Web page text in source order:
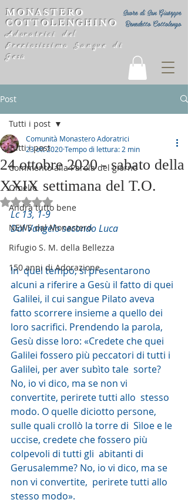
Suore di San Giuseppe
Benedetto Cottolengo
MONASTERO
COTTOLENGHINO
Adoratrici del
Preziosissimo Sangue di
Gesù
Post
Tutti i post
Commento alla Parola del giorno
Omelie
Andrà tutto bene
NEWS dal Monastero
Rifugio S. M. della Bellezza
150 anni di Adorazione
Tutti i post
24 ottobre 2020 - sabato della
XXIX settimana del T.O.
Comunità Monastero Adoratrici
23 ott 2020Tempo di lettura: 2 min
Valutazione NaN stelle su 5.
Lc 13, 1-9
Dal Vangelo secondo Luca
In  quel tempo, si presentarono
alcuni a riferire a Gesù il fatto di quei
Galilei, il cui sangue Pilato aveva
fatto scorrere insieme a quello dei
loro sacrifici. Prendendo la parola,
Gesù disse loro: «Credete che quei
Galilei fossero più peccatori di tutti i
Galilei, per aver subìto tale  sorte?
No, io vi dico, ma se non vi
convertite, perirete tutti allo  stesso
modo. O quelle diciotto persone,
sulle quali crollò la torre di  Sìloe e le
uccise, credete che fossero più
colpevoli di tutti gli  abitanti di
Gerusalemme? No, io vi dico, ma se
non vi convertite,  perirete tutti allo
stesso modo».